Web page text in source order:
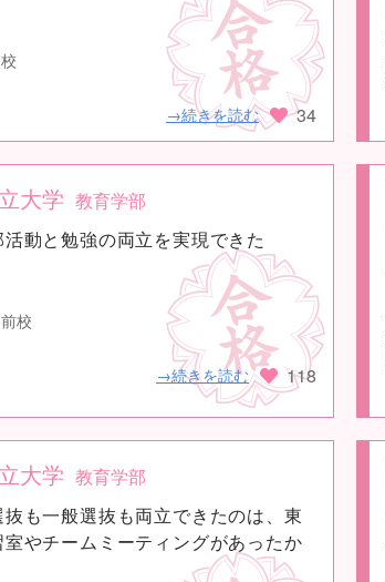
→続きを読む
34
大学 教育学部
動と勉強の両立を実現できた
校
→続きを読む
118
大学 教育学部
も一般選抜も両立できたのは、東
やチームミーティングがあったか